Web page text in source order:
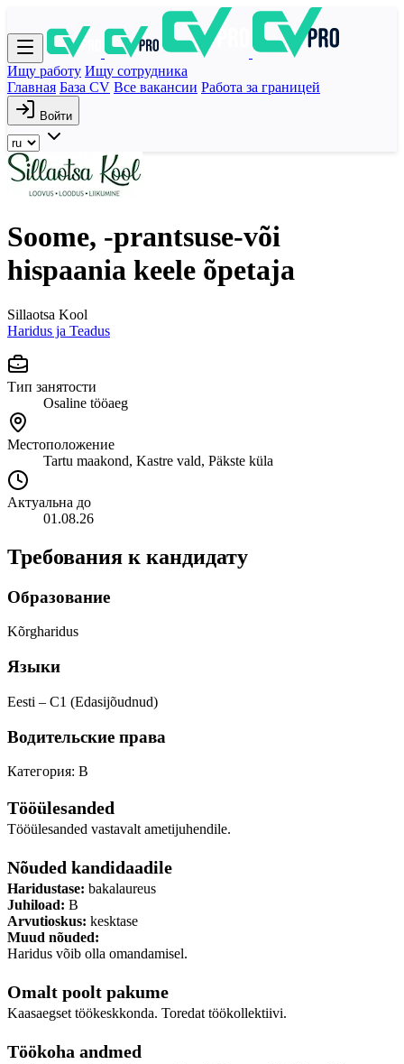
Ищу работу Ищу сотрудника
Главная База CV Все вакансии Работа за границей
Войти
Soome, -prantsuse-või
hispaania keele õpetaja
Sillaotsa Kool
Haridus ja Teadus
Тип занятости
Osaline tööaeg
Местоположение
Tartu maakond, Kastre vald, Päkste küla
Актуальна до
01.08.26
Требования к кандидату
Образование
Kõrgharidus
Языки
Eesti – C1 (Edasijõudnud)
Водительские права
Категория: B
Tööülesanded
Tööülesanded vastavalt ametijuhendile.
Nõuded kandidaadile
Haridustase: bakalaureus
Juhiload: B
Arvutioskus: kesktase
Muud nõuded:
Haridus võib olla omandamisel.
Omalt poolt pakume
Kaasaegset töökeskkonda. Toredat töökollektiivi.
Töökoha andmed